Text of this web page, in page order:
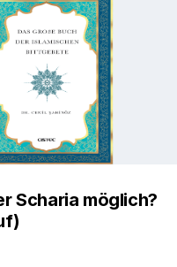
Scharia möglich?